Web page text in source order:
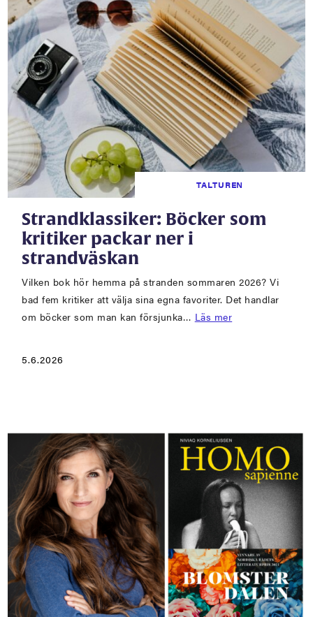
TALTUREN
Strandklassiker: Böcker som
kritiker packar ner i
strandväskan
Vilken bok hör hemma på stranden sommaren 2026? Vi
bad fem kritiker att välja sina egna favoriter. Det handlar
om böcker som man kan försjunka… Läs mer
5.6.2026